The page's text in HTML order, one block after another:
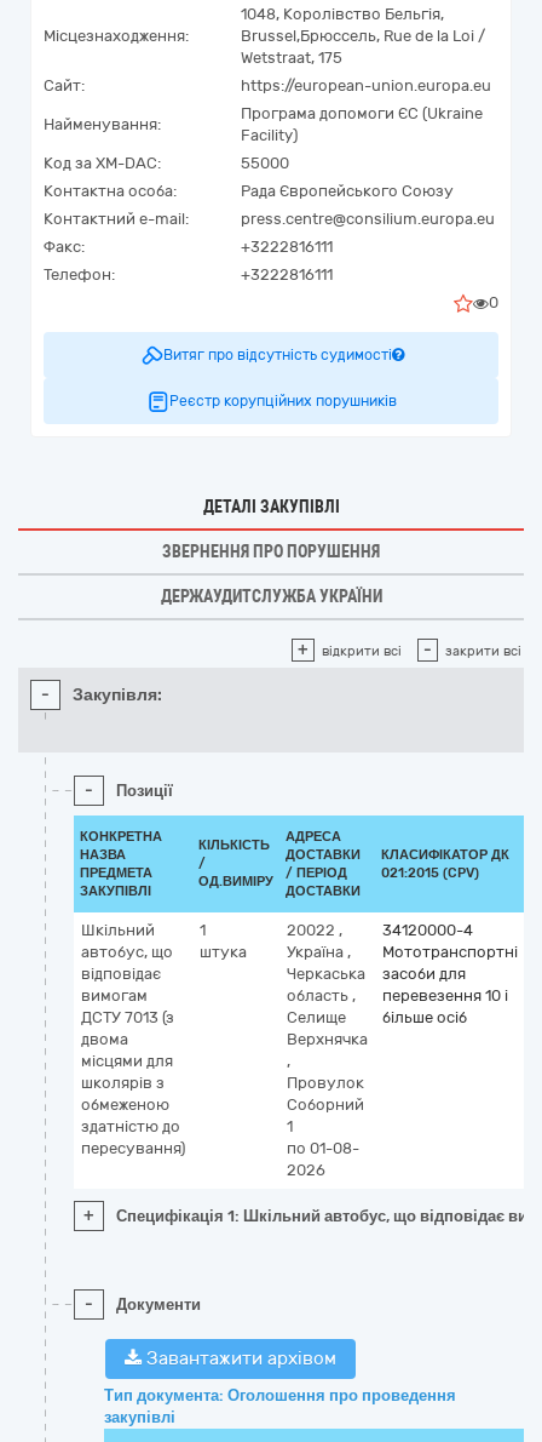
Місцезнаходження:
1048, Королівство Бельгія,
Brussel,Брюссель, Rue de la Loi /
Wetstraat, 175
Сайт:
https://european-union.europa.eu
Найменування:
Програма допомоги ЄС (Ukraine
Facility)
Код за XM-DAC:
55000
Контактна особа:
Рада Європейського Союзу
Контактний e-mail:
press.centre@consilium.europa.eu
Факс:
+3222816111
Телефон:
+3222816111
0
Витяг про відсутність судимості
Реєстр корупційних порушників
ДЕТАЛІ ЗАКУПІВЛІ
ЗВЕРНЕННЯ ПРО ПОРУШЕННЯ
ДЕРЖАУДИТСЛУЖБА УКРАЇНИ
+ відкрити всі - закрити всі
- Закупівля:
- Позиції
КОНКРЕТНА
НАЗВА
ПРЕДМЕТА
ЗАКУПІВЛІ
КІЛЬКІСТЬ
/
ОД.ВИМІРУ
АДРЕСА
ДОСТАВКИ
/ ПЕРІОД
ДОСТАВКИ
КЛАСИФІКАТОР ДК
021:2015 (CPV)
Шкільний
автобус, що
відповідає
вимогам
ДСТУ 7013 (з
двома
місцями для
школярів з
обмеженою
здатністю до
пересування)
1
штука
20022 ,
Україна ,
Черкаська
область ,
Селище
Верхнячка
,
Провулок
Соборний
1
по 01-08-
2026
34120000-4
Мототранспортні
засоби для
перевезення 10 і
більше осіб
+ Специфікація 1: Шкільний автобус, що відповідає
- Документи
Завантажити архівом
Тип документа: Оголошення про проведення
закупівлі